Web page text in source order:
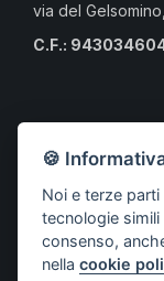
via del
C.F.:
Risorse per i
Risorse per i
Risorse per gli
A.S.S.O.
🍪
Noi e terze
tecnologie
consenso,
nellacookie